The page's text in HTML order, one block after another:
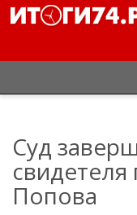
Суд
Попова